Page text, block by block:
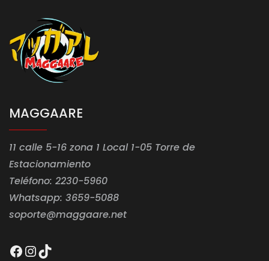
MAGGAARE
11 calle 5-16 zona 1 Local 1-05 Torre de
Estacionamiento
Teléfono: 2230-5960
Whatsapp: 3659-5088
soporte@maggaare.net
Facebook
Instagram
TikTok